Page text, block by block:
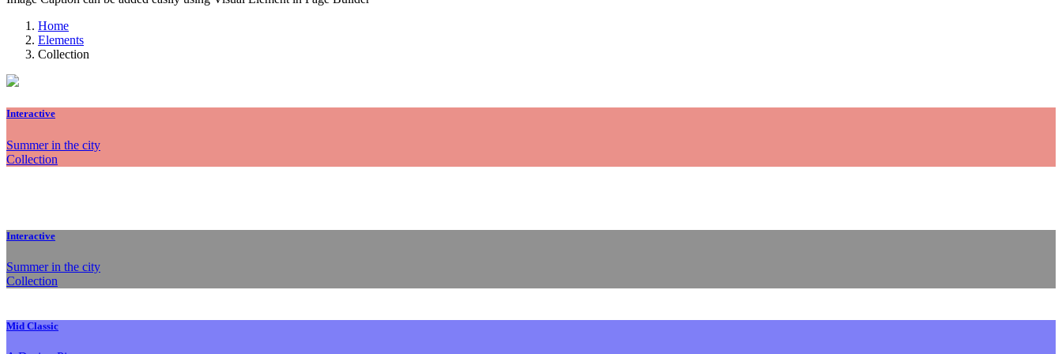
Home
Elements
Collection
Interactive
Summer in the city
Collection
Interactive
Summer in the city
Collection
Mid Classic